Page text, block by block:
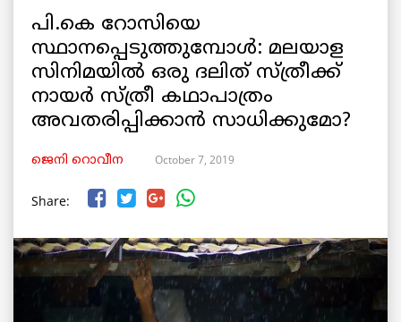
പി.കെ റോസിയെ
സ്ഥാനപ്പെടുത്തുമ്പോൾ: മലയാള
സിനിമയില്‍ ഒരു ദലിത് സ്ത്രീക്ക്
നായര്‍ സ്ത്രീ കഥാപാത്രം
അവതരിപ്പിക്കാന്‍ സാധിക്കുമോ?
ജെനി റൊവീന October 7, 2019
Share: